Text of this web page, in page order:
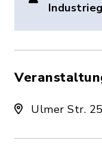
Ulmer Str.